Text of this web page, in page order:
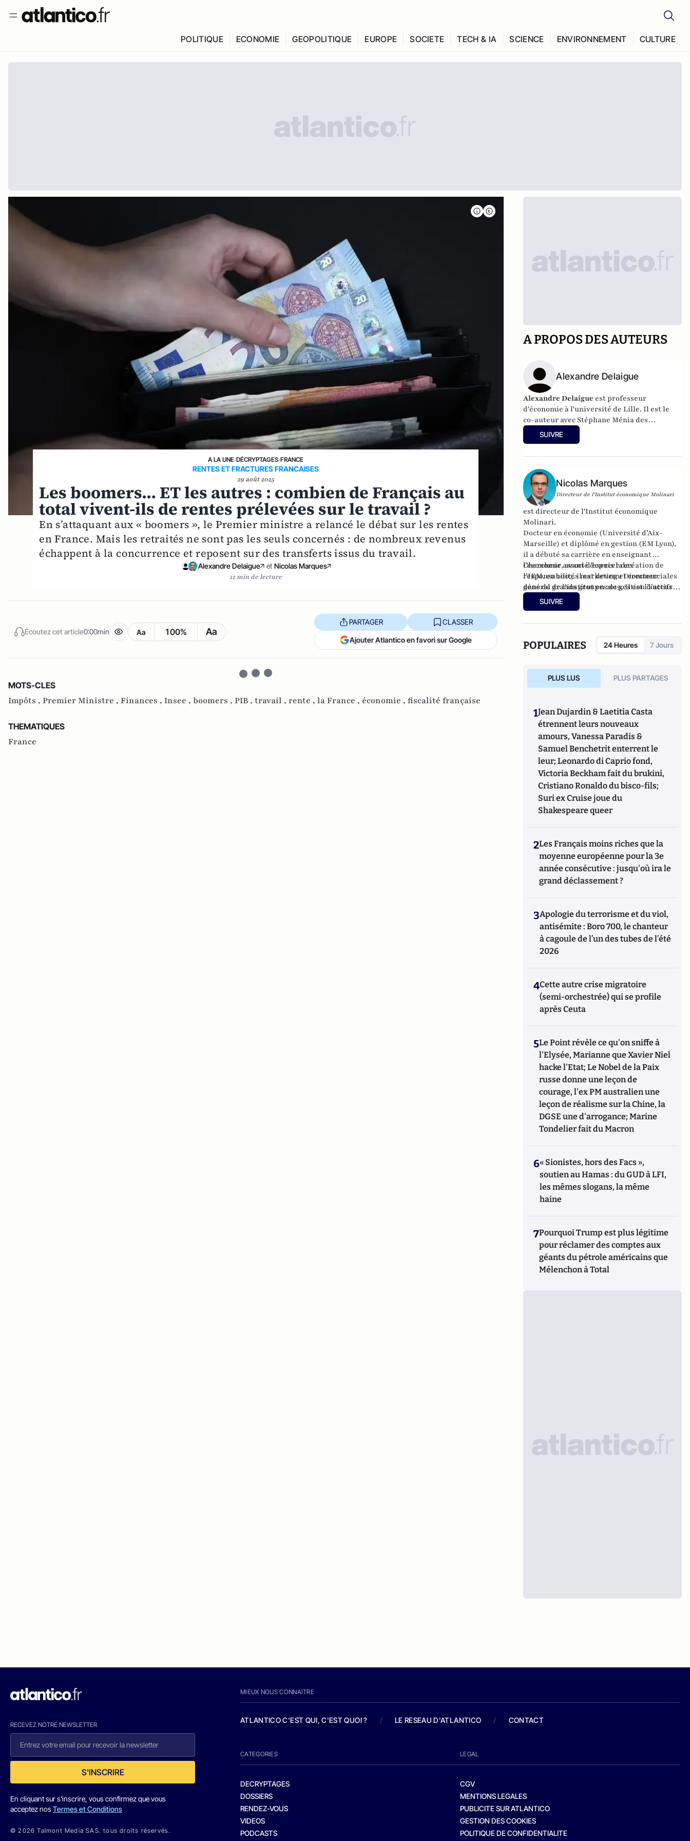
POLITIQUE ECONOMIE GEOPOLITIQUE EUROPE SOCIETE TECH & IA SCIENCE ENVIRONNEMENT CULTURE
A LA UNE›DÉCRYPTAGES›FRANCE
RENTES ET FRACTURES FRANCAISES
29 août 2025
Les boomers… ET les autres : combien de Français au
total vivent-ils de rentes prélevées sur le travail ?
En s’attaquant aux « boomers », le Premier ministre a relancé le débat sur les rentes
en France. Mais les retraités ne sont pas les seuls concernés : de nombreux revenus
échappent à la concurrence et reposent sur des transferts issus du travail.
Alexandre Delaigue et Nicolas Marques
12 min de lecture
Écoutez cet article0:00min Aa 100% Aa
PARTAGER CLASSER
Ajouter Atlantico en favori sur Google
MOTS-CLES
Impôts , Premier Ministre , Finances , Insee , boomers , PIB , travail , rente , la France , économie , fiscalité française
THEMATIQUES
France
A PROPOS DES AUTEURS
Alexandre Delaigue
Alexandre Delaigue estprofesseur
d'économie à l'université de Lille. Il est le
co-auteur avec Stéphane Ménia des
livres Nos phobies économiques
drogue... et économie : pas de sujet tabou
SUIVRE
Nicolas Marques
Directeur de l'Institut économique Molinari
est directeur de l'Institut économique
Molinari.
Docteur en économie (Université d’Aix-
Marseille) et diplômé en gestion (EM Lyon),
il a débuté sa carrière en enseignant
l’économie, avant d’exercer des
responsabilités marketing et commerciales
dans de grands groupes de gestion d’actifs
français.
Chercheur associé depuis la création de
l’IEM, en 2003, il est devenu Directeur
général de l’institut en 2019. Il est l’auteur
de plusieurs travaux sur les enjeux fiscaux,
les finances publiques, la protection sociale
SUIVRE
POPULAIRES 24 Heures 7 Jours
PLUS LUS PLUS PARTAGES
1Jean Dujardin & Laetitia Casta
étrennent leurs nouveaux
amours, Vanessa Paradis &
Samuel Benchetrit enterrent le
leur; Leonardo di Caprio fond,
Victoria Beckham fait du brukini,
Cristiano Ronaldo du bisco-fils;
Suri ex Cruise joue du
Shakespeare queer
2Les Français moins riches que la
moyenne européenne pour la 3e
année consécutive : jusqu'où ira le
grand déclassement ?
3Apologie du terrorisme et du viol,
antisémite : Boro 700, le chanteur
à cagoule de l’un des tubes de l’été
2026
4Cette autre crise migratoire
(semi-orchestrée) qui se profile
après Ceuta
5Le Point révèle ce qu'on sniffe à
l'Elysée, Marianne que Xavier Niel
hacke l'Etat; Le Nobel de la Paix
russe donne une leçon de
courage, l'ex PM australien une
leçon de réalisme sur la Chine, la
DGSE une d'arrogance; Marine
Tondelier fait du Macron
6« Sionistes, hors des Facs »,
soutien au Hamas : du GUD à LFI,
les mêmes slogans, la même
haine
7Pourquoi Trump est plus légitime
pour réclamer des comptes aux
géants du pétrole américains que
Mélenchon à Total
RECEVEZ NOTRE NEWSLETTER
S'INSCRIRE
En cliquant sur s'inscrire, vous confirmez que vous
acceptez nosTermes et Conditions
© 2026 Talmont Media SAS. tous droits réservés.
MIEUX NOUS CONNAITRE
ATLANTICO C'EST QUI, C'EST QUOI ? / LE RESEAU D'ATLANTICO / CONTACT
CATEGORIES
DECRYPTAGES
DOSSIERS
RENDEZ-VOUS
VIDEOS
PODCASTS
LEGAL
CGV
MENTIONS LEGALES
PUBLICITE SUR ATLANTICO
GESTION DES COOKIES
POLITIQUE DE CONFIDENTIALITE